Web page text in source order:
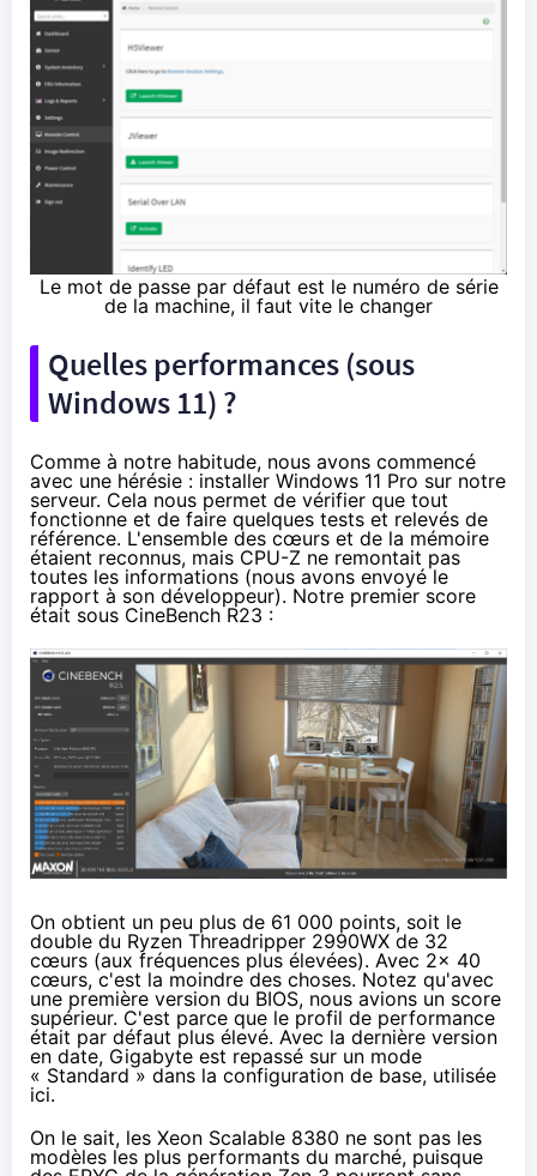
Le mot de passe par défaut est le numéro de série
de la machine, il faut vite le changer
Quelles performances (sous
Windows 11) ?
Comme à notre habitude, nous avons commencé
avec une hérésie : installer Windows 11 Pro sur notre
serveur. Cela nous permet de vérifier que tout
fonctionne et de faire quelques tests et relevés de
référence. L'ensemble des cœurs et de la mémoire
étaient reconnus, mais CPU-Z ne remontait pas
toutes les informations (nous avons envoyé le
rapport à son développeur). Notre premier score
était sous CineBench R23 :
On obtient un peu plus de 61 000 points, soit le
double du Ryzen Threadripper 2990WX de 32
cœurs (aux fréquences plus élevées). Avec 2x 40
cœurs, c'est la moindre des choses. Notez qu'avec
une première version du BIOS, nous avions un score
supérieur. C'est parce que le profil de performance
était par défaut plus élevé. Avec la dernière version
en date, Gigabyte est repassé sur un mode
« Standard » dans la configuration de base, utilisée
ici.
On le sait, les Xeon Scalable 8380 ne sont pas les
modèles les plus performants du marché, puisque